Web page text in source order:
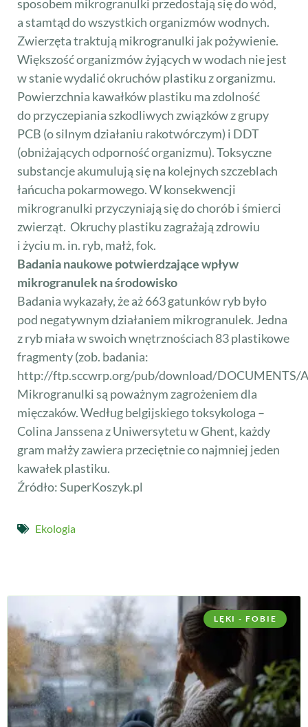
sposobem mikrogranulki przedostają się do wód,
a stamtąd do wszystkich organizmów wodnych.
Zwierzęta traktują mikrogranulki jak pożywienie.
Większość organizmów żyjących w wodach nie jest
w stanie wydalić okruchów plastiku z organizmu.
Powierzchnia kawałków plastiku ma zdolność
do przyczepiania szkodliwych związków z grupy
PCB (o silnym działaniu rakotwórczym) i DDT
(obniżających odporność organizmu). Toksyczne
substancje akumulują się na kolejnych szczeblach
łańcucha pokarmowego. W konsekwencji
mikrogranulki przyczyniają się do chorób i śmierci
zwierząt. Okruchy plastiku zagrażają zdrowiu
i życiu m. in. ryb, małż, fok.
Badania naukowe potwierdzające wpływ
mikrogranulek na środowisko
Badania wykazały, że aż 663 gatunków ryb było
pod negatywnym działaniem mikrogranulek. Jedna
z ryb miała w swoich wnętrznościach 83 plastikowe
fragmenty (zob. badania:
http://ftp.sccwrp.org/pub/download/DOCUMENTS/
Mikrogranulki są poważnym zagrożeniem dla
mięczaków. Według belgijskiego toksykologa –
Colina Janssena z Uniwersytetu w Ghent, każdy
gram małży zawiera przeciętnie co najmniej jeden
kawałek plastiku.
Źródło: SuperKoszyk.pl
Ekologia
LĘKI - FOBIE